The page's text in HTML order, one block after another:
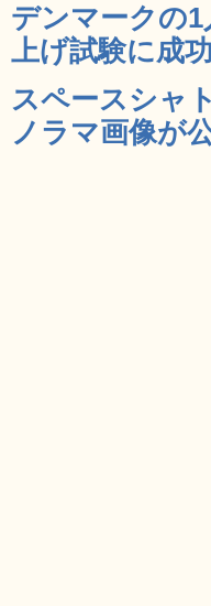
デンマークの
上げ試験に成
スペースシャ
ノラマ画像が